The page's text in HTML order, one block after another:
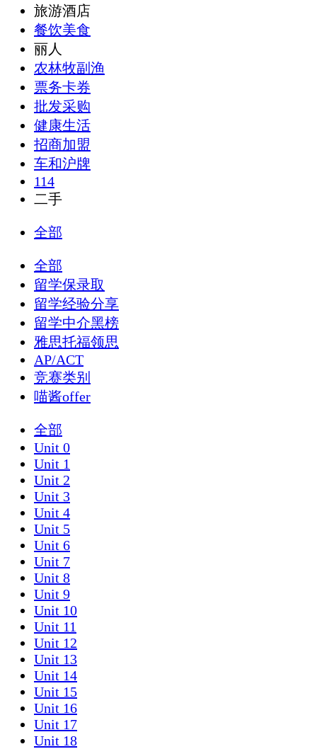
旅游酒店
餐饮美食
丽人
农林牧副渔
票务卡券
批发采购
健康生活
招商加盟
车和沪牌
114
二手
全部
全部
留学保录取
留学经验分享
留学中介黑榜
雅思托福领思
AP/ACT
竞赛类别
喵酱offer
全部
Unit 0
Unit 1
Unit 2
Unit 3
Unit 4
Unit 5
Unit 6
Unit 7
Unit 8
Unit 9
Unit 10
Unit 11
Unit 12
Unit 13
Unit 14
Unit 15
Unit 16
Unit 17
Unit 18